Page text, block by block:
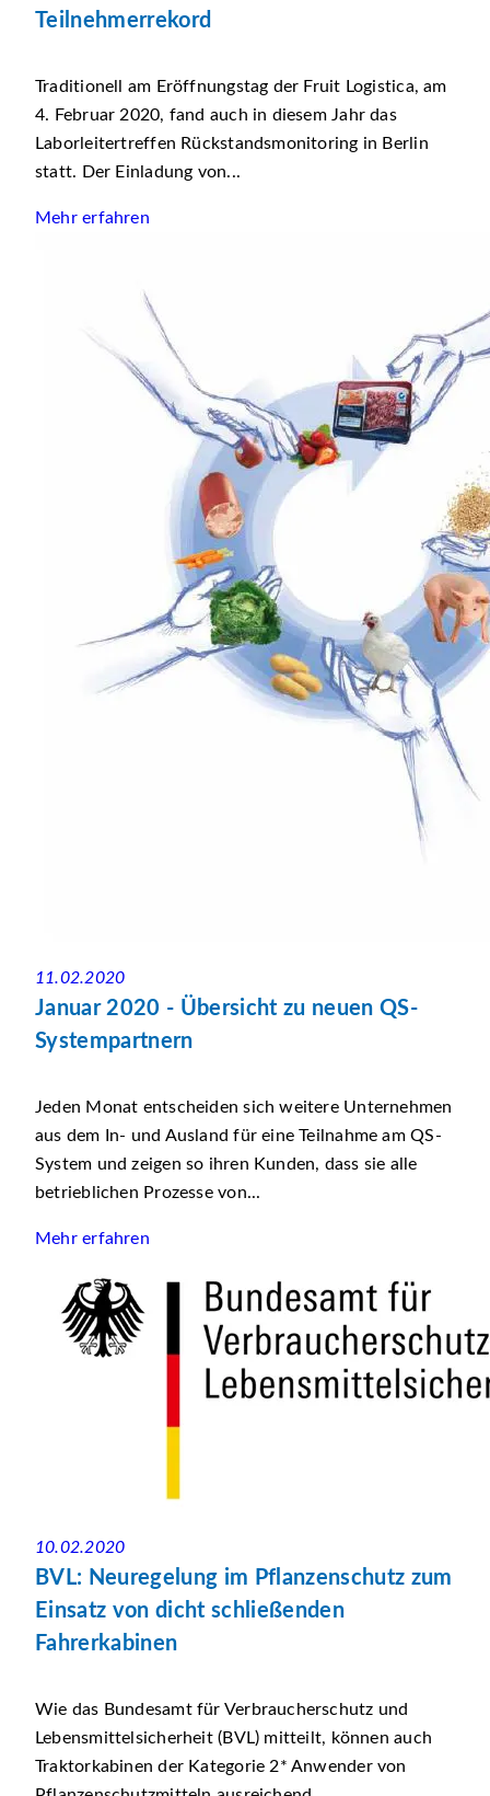
Teilnehmerrekord
Traditionell am Eröffnungstag der Fruit Logistica, am
4. Februar 2020, fand auch in diesem Jahr das
Laborleitertreffen Rückstandsmonitoring in Berlin
statt. Der Einladung von...
Mehr erfahren
11.02.2020
Januar 2020 - Übersicht zu neuen QS-
Systempartnern
Jeden Monat entscheiden sich weitere Unternehmen
aus dem In- und Ausland für eine Teilnahme am QS-
System und zeigen so ihren Kunden, dass sie alle
betrieblichen Prozesse von...
Mehr erfahren
10.02.2020
BVL: Neuregelung im Pflanzenschutz zum
Einsatz von dicht schließenden
Fahrerkabinen
Wie das Bundesamt für Verbraucherschutz und
Lebensmittelsicherheit (BVL) mitteilt, können auch
Traktorkabinen der Kategorie 2* Anwender von